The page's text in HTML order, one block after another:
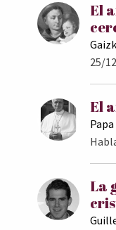
El
25/
El
La